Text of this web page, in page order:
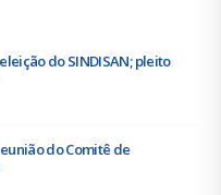
do SINDISAN; pleito
do Comitê de